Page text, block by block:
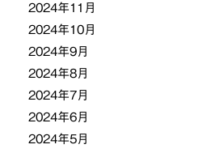
2024年11月
2024年10月
2024年9月
2024年8月
2024年7月
2024年6月
2024年5月